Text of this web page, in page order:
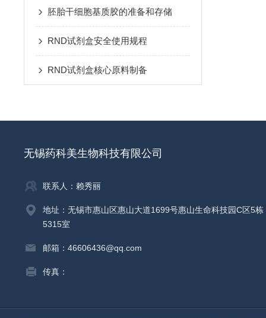
胚胎干细胞基质胶的准备和存储
RND试剂盒安全使用规程
RND试剂盒核心原料制备
无锡药科美生物科技有限公司
联系人：赖秀丽
地址：无锡市惠山区惠山大道1699号惠山生命科技园C区5栋
5315室
邮箱：46606436@qq.com
传真：